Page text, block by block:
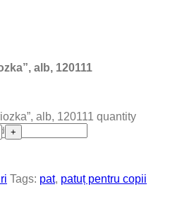
alb, 120111
alb, 120111 quantity
Tags: pat, patuț pentru copii